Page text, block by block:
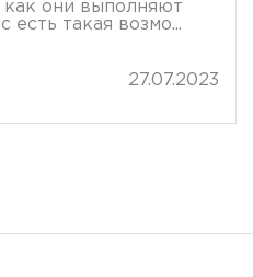
они выполняют
есть такая возмо...
27.07.2023